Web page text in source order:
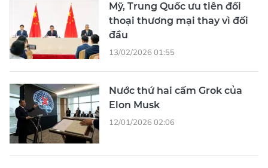
Mỹ, Trung Quốc ưu tiên đối
thoại thương mại thay vì đối
đầu
13/02/2026 01:55
Nước thứ hai cấm Grok của
Elon Musk
12/01/2026 02:06